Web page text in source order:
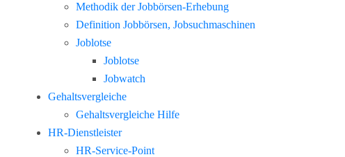
Methodik der Jobbörsen-Erhebung
Definition Jobbörsen, Jobsuchmaschinen
Joblotse
Joblotse
Jobwatch
Gehaltsvergleiche
Gehaltsvergleiche Hilfe
HR-Dienstleister
HR-Service-Point